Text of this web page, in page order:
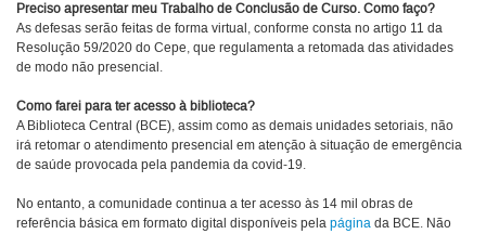
Preciso apresentar meu Trabalho de Conclusão de Curso. Como faço?
As defesas serão feitas de forma virtual, conforme consta no artigo 11 da
Resolução 59/2020 do Cepe, que regulamenta a retomada das atividades
de modo não presencial.
Como farei para ter acesso à biblioteca?
A Biblioteca Central (BCE), assim como as demais unidades setoriais, não
irá retomar o atendimento presencial em atenção à situação de emergência
de saúde provocada pela pandemia da covid-19.
No entanto, a comunidade continua a ter acesso às 14 mil obras de
referência básica em formato digital disponíveis pela página da BCE. Não